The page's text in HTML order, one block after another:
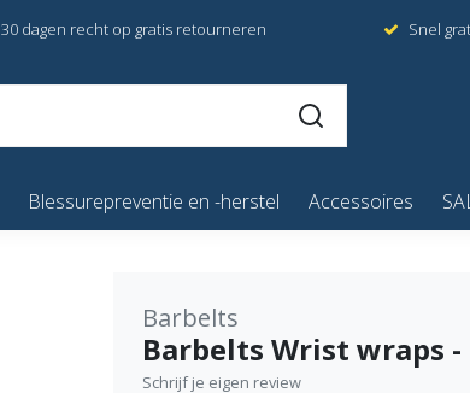
30 dagen recht op gratis retourneren Snel
Blessurepreventie en -herstel Accessoires
Barbelts
Barbelts Wrist wraps -
Schrijf je eigen review